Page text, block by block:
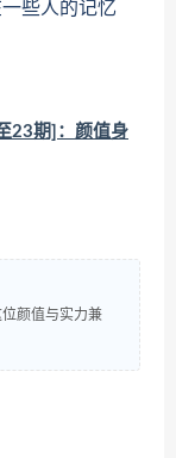
些人的记忆
23期]：颜值身
颜值与实力兼